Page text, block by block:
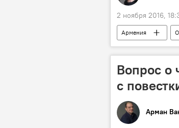
2 ноября 2016,
Армения
Вопрос о
с
Арман